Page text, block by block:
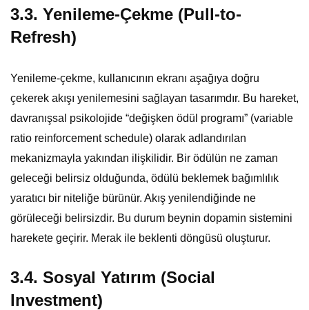
3.3. Yenileme-Çekme (Pull-to-
Refresh)
Yenileme-çekme, kullanıcının ekranı aşağıya doğru
çekerek akışı yenilemesini sağlayan tasarımdır. Bu hareket,
davranışsal psikolojide “değişken ödül programı” (variable
ratio reinforcement schedule) olarak adlandırılan
mekanizmayla yakından ilişkilidir. Bir ödülün ne zaman
geleceği belirsiz olduğunda, ödülü beklemek bağımlılık
yaratıcı bir niteliğe bürünür. Akış yenilendiğinde ne
görüleceği belirsizdir. Bu durum beynin dopamin sistemini
harekete geçirir. Merak ile beklenti döngüsü oluşturur.
3.4. Sosyal Yatırım (Social
Investment)